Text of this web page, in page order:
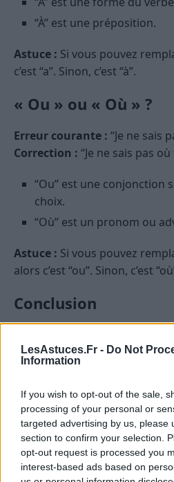
LesAstuces.Fr - Do Not
Information
If you wish to opt-out of the sale,
processing of your personal or
targeted advertising by us, please
section to confirm your selection.
opt-out request is processed you
interest-based ads based on
“À” est une préposition.
Astuce : Si vous pouvez
c’est “a”. Sinon, c’est “à”.
« Ou » ou « Où » ?
Erreur courante : “Je ne sais
Correction : “Je ne sais pas où
“Ou” est une conjonction
choix.
“Où” est un pronom ou
Astuce : Si vous pouvez
alors c’est “ou”. Sinon, c’est
Conclusion
Les fautes d’orthographe
monde. Cependant, avec un
quelques astuces en tête,
vous relire et, si le doute
consulter des sources fiables.
ÉDUCATION